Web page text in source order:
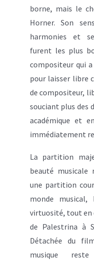
borne, mais le
Horner. Son
harmonies et
furent les plus
compositeur qui
pour laisser libre
de compositeur,
souciant plus des
académique et
immédiatement
La partition
beauté
une partition
monde musical,
virtuosité, tout en
de Palestrina à
Détachée du
musique